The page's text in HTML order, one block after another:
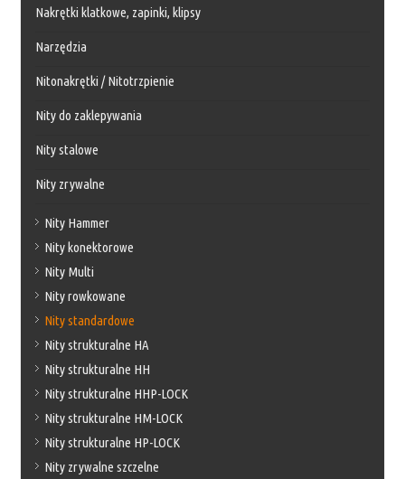
Nakrętki klatkowe, zapinki, klipsy
Narzędzia
Nitonakrętki / Nitotrzpienie
Nity do zaklepywania
Nity stalowe
Nity zrywalne
Nity Hammer
Nity konektorowe
Nity Multi
Nity rowkowane
Nity standardowe
Nity strukturalne HA
Nity strukturalne HH
Nity strukturalne HHP-LOCK
Nity strukturalne HM-LOCK
Nity strukturalne HP-LOCK
Nity zrywalne szczelne